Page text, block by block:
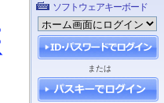
ソフトウェアキーボード
または